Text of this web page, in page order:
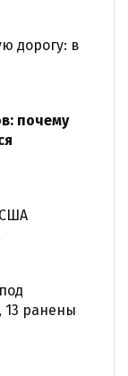
дорогу: в
почему
13 ранены